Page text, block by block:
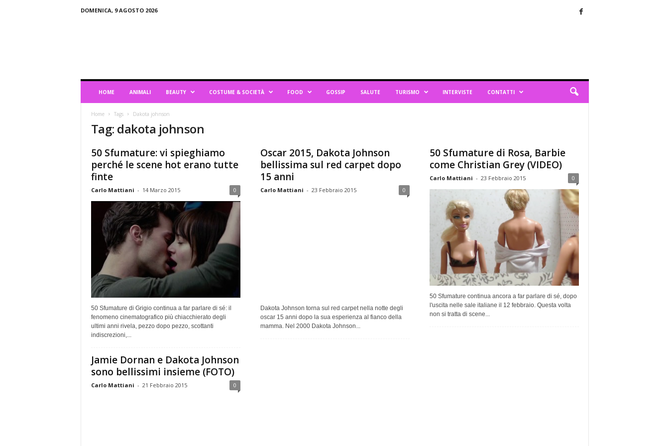
DOMENICA, 9 AGOSTO 2026
HOME ANIMALI BEAUTY COSTUME & SOCIETÀ FOOD GOSSIP SALUTE TURISMO INTERVISTE CONTATTI
Home Tags Dakota johnson
Tag: dakota johnson
50 Sfumature: vi spieghiamo
perché le scene hot erano tutte
finte
Carlo Mattiani - 14 Marzo 2015 0
50 Sfumature di Grigio continua a far parlare di sé: il
fenomeno cinematografico più chiacchierato degli
ultimi anni rivela, pezzo dopo pezzo, scottanti
indiscrezioni,...
Oscar 2015, Dakota Johnson
bellissima sul red carpet dopo
15 anni
Carlo Mattiani - 23 Febbraio 2015 0
Dakota Johnson torna sul red carpet nella notte degli
oscar 15 anni dopo la sua esperienza al fianco della
mamma. Nel 2000 Dakota Johnson...
50 Sfumature di Rosa, Barbie
come Christian Grey (VIDEO)
Carlo Mattiani - 23 Febbraio 2015 0
50 Sfumature continua ancora a far parlare di sé, dopo
l'uscita nelle sale italiane il 12 febbraio. Questa volta
non si tratta di scene...
Jamie Dornan e Dakota Johnson
sono bellissimi insieme (FOTO)
Carlo Mattiani - 21 Febbraio 2015 0